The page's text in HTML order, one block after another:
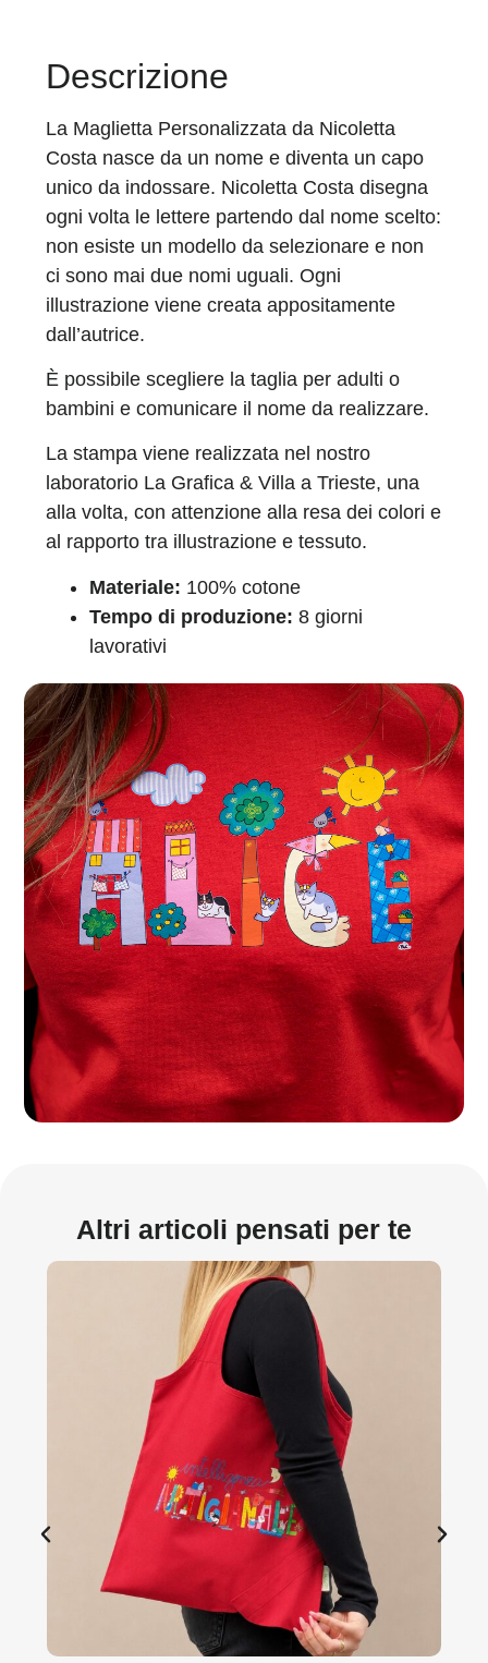
Descrizione
La Maglietta Personalizzata da Nicoletta
Costa nasce da un nome e diventa un capo
unico da indossare. Nicoletta Costa disegna
ogni volta le lettere partendo dal nome scelto:
non esiste un modello da selezionare e non
ci sono mai due nomi uguali. Ogni
illustrazione viene creata appositamente
dall’autrice.
È possibile scegliere la taglia per adulti o
bambini e comunicare il nome da realizzare.
La stampa viene realizzata nel nostro
laboratorio La Grafica & Villa a Trieste, una
alla volta, con attenzione alla resa dei colori e
al rapporto tra illustrazione e tessuto.
Materiale: 100% cotone
Tempo di produzione: 8 giorni
lavorativi
Altri articoli pensati per te